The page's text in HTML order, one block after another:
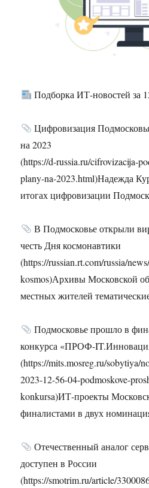
Подборка ИТ-новостей за
Цифровизация
на 2023
(https://d-russia.ru/cifrovizacija-
plany-na-2023.html)Надежда
итогах цифровизации
В Подмосковье открыли
честь Дня космонавтики
(https://russian.rt.com/russia/
kosmos)Архивы Московской
местных жителей
Подмосковье прошло в
конкурса «ПРОФ-
(https://mits.mosreg.ru/sobytiya/
2023-12-56-04-podmoskove-
konkursa)ИТ-проекты
финалистами в двух
Отечественный аналог
доступен в России
(https://smotrim.ru/article/